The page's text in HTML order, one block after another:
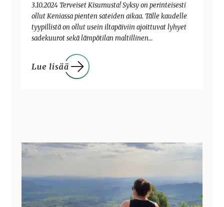
3.10.2024 Terveiset Kisumusta! Syksy on perinteisesti
ollut Keniassa pienten sateiden aikaa. Tälle kaudelle
tyypillistä on ollut usein iltapäiviin ajoittuvat lyhyet
sadekuurot sekä lämpötilan maltillinen…